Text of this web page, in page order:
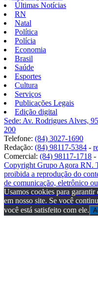
Últimas Notícias
RN
Natal
Política
Polícia
Economia
Brasil
Saúde
Esportes
Cultura
Serviços
Publicações Legais
Edição digital
Sede: Av. Rodrigues Alves,
200
Telefone: (84) 3027-1690
Redação: (84) 98117-5384 -
Comercial: (84) 98117-1718 -
Copyright Grupo Agora RN.
proibida a reprodução do
de comunicação, eletrônico
Usamos cookies para
em nosso site. Se você
você está satisfeito com ele.